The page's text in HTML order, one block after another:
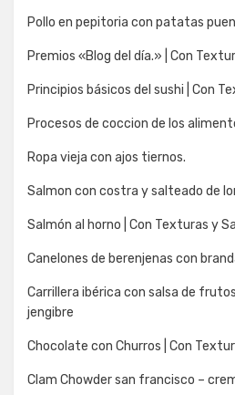
Pollo en pepitoria con patatas
Premios «Blog del día.» | Con
Principios básicos del sushi | Con
Procesos de coccion de los
Ropa vieja con ajos tiernos.
Salmon con costra y salteado de
Salmón al horno | Con Texturas y
Canelones de berenjenas con
Carrillera ibérica con salsa de
jengibre
Chocolate con Churros | Con
Clam Chowder san francisco –